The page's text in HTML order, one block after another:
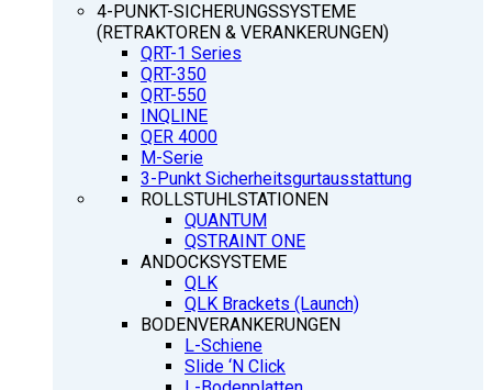
4-PUNKT-SICHERUNGSSYSTEME
(RETRAKTOREN & VERANKERUNGEN)
QRT-1 Series
QRT-350
QRT-550
INQLINE
QER 4000
M-Serie
3-Punkt Sicherheitsgurtausstattung
ROLLSTUHLSTATIONEN
QUANTUM
QSTRAINT ONE
ANDOCKSYSTEME
QLK
QLK Brackets (Launch)
BODENVERANKERUNGEN
L-Schiene
Slide ‘N Click